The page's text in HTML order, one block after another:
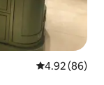
Calificación
4.92 (86)